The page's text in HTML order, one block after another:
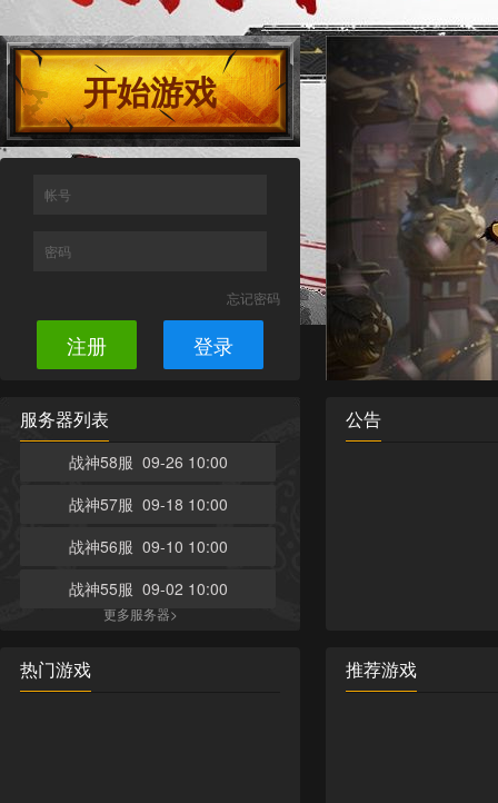
开始游戏
帐号
密码
忘记密码
注册 登录
服务器列表
战神58服 09-26 10:00
战神57服 09-18 10:00
战神56服 09-10 10:00
战神55服 09-02 10:00
更多服务器>
热门游戏
公告
推荐游戏